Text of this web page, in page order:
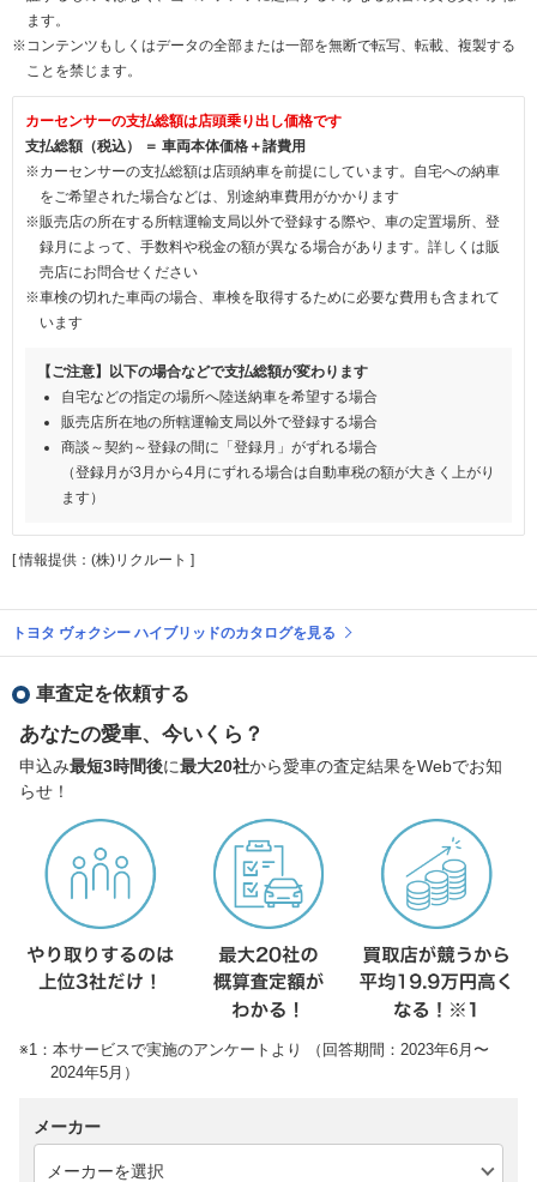
ます。
※コンテンツもしくはデータの全部または一部を無断で転写、転載、複製する
ことを禁じます。
カーセンサーの支払総額は店頭乗り出し価格です
支払総額（税込） ＝ 車両本体価格＋諸費用
※カーセンサーの支払総額は店頭納車を前提にしています。自宅への納車
をご希望された場合などは、別途納車費用がかかります
※販売店の所在する所轄運輸支局以外で登録する際や、車の定置場所、登
録月によって、手数料や税金の額が異なる場合があります。詳しくは販
売店にお問合せください
※車検の切れた車両の場合、車検を取得するために必要な費用も含まれて
います
【ご注意】以下の場合などで支払総額が変わります
自宅などの指定の場所へ陸送納車を希望する場合
販売店所在地の所轄運輸支局以外で登録する場合
商談～契約～登録の間に「登録月」がずれる場合
（登録月が3月から4月にずれる場合は自動車税の額が大きく上がり
ます）
[ 情報提供：(株)リクルート ]
トヨタ ヴォクシー ハイブリッドのカタログを見る
車査定を依頼する
あなたの愛車、今いくら？
申込み最短3時間後に最大20社から愛車の査定結果をWebでお知
らせ！
※1：本サービスで実施のアンケートより （回答期間：2023年6月〜
2024年5月）
メーカー